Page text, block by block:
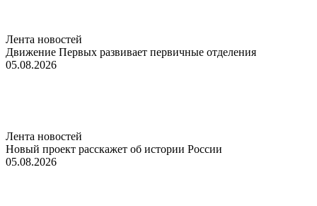
Лента новостей
Движение Первых развивает первичные отделения
05.08.2026
Лента новостей
Новый проект расскажет об истории России
05.08.2026